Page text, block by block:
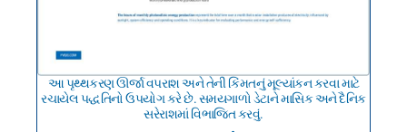
આ પૃથ્થકરણ ઊર્જા વપરાશ અને તેની કિંમતનું મૂલ્યાંકન કરવા માટે
રચાયેલ પદ્ધતિનો ઉપયોગ કરે છે. સમયગાળો ડેટાને માસિક અને દૈનિક
સરેરાશમાં વિભાજિત કરવું.